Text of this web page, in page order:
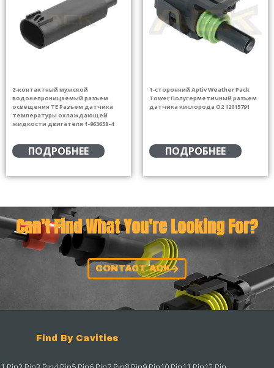
2-контактный мужской
водонепроницаемый разъем
освещения TE Разъем датчика
температуры охлаждающей
жидкости двигателя 1-963658-4
ПОДРОБНЕЕ
1-сторонний Aptiv Weather Pack
Tower Полугерметичный разъем
датчика кислорода O2 12015791
ПОДРОБНЕЕ
Can't Find What You're Looking For?
CONTACT ACK
Find By Cavities